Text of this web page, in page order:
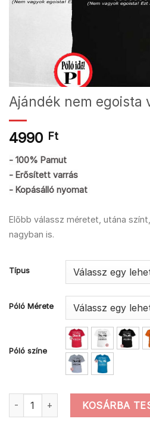
Ajándék nem egoista
4990 Ft
- 100% Pamut
- Erősített varrás
- Kopásálló nyomat
Előbb válassz méretet, utána
nagyban is.
Típus
Póló Mérete
Póló színe
Ajándék nem egoista videós póló
KOSÁRBA